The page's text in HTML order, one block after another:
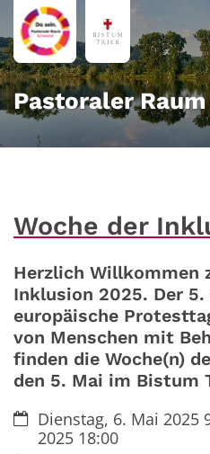
Zum Inhalt springen
Pastoraler
Woche der
Herzlich Willkommen
Inklusion 2025. Der
europäische
von Menschen mit
finden die Woche(n)
den 5. Mai im Bistum
Datum:
Dienstag, 6. Mai 2025
2025 18:00